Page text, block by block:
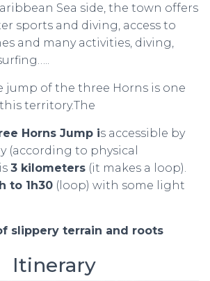
Sea side, the town offers
sports and diving, access to
and many activities, diving,
jump of the three Horns is one
territory.The
Horns Jump is accessible by
(according to physical
3 kilometers (it makes a loop).
to 1h30 (loop) with some light
slippery terrain and roots
Itinerary